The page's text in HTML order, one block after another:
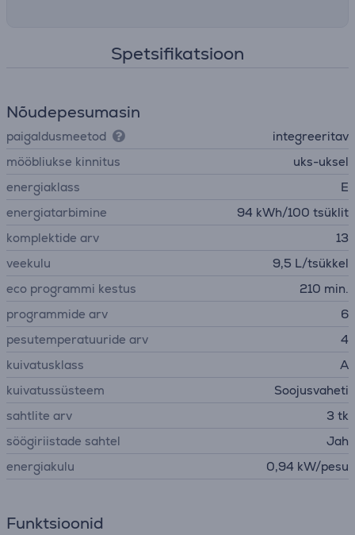
Spetsifikatsioon
Nõudepesumasin
paigaldusmeetod
integreeritav
mööbliukse kinnitus
uks-uksel
energiaklass
E
energiatarbimine
94 kWh/100 tsüklit
komplektide arv
13
veekulu
9,5 L/tsükkel
eco programmi kestus
210 min.
programmide arv
6
pesutemperatuuride arv
4
kuivatusklass
A
kuivatussüsteem
Soojusvaheti
sahtlite arv
3 tk
söögiriistade sahtel
Jah
energiakulu
0,94 kW/pesu
Funktsioonid